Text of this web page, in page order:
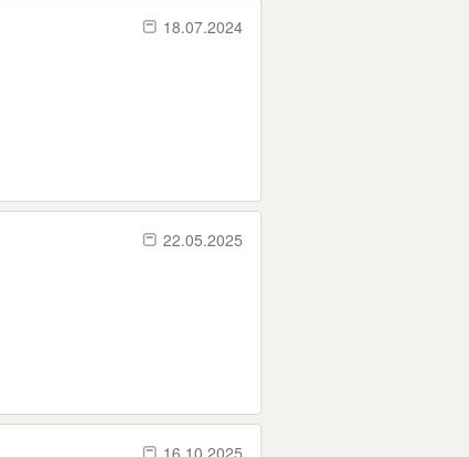
18.07.2024
22.05.2025
16.10.2025